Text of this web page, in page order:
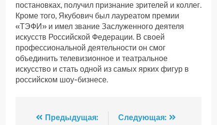
постановках, получил признание зрителей и коллег.
Кроме того, Якубович был лауреатом премии
«ТЭФИ» и имел звание Заслуженного деятеля
искусств Российской Федерации. В своей
профессиональной деятельности он смог
объединить телевизионное и театральное
искусство и стать одной из самых ярких фигур в
российском шоу-бизнесе.
Навигация
Предыдущая: Следующая: